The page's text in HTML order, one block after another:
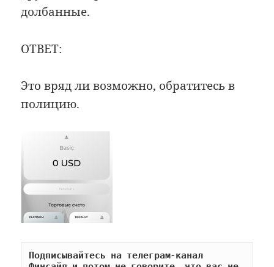
долбанные.
ОТВЕТ:
Это вряд ли возможно, обратитесь в
полицию.
Подписывайтесь на телеграм-канал